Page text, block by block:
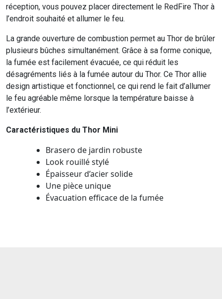
réception, vous pouvez placer directement le RedFire Thor à
l’endroit souhaité et allumer le feu.
La grande ouverture de combustion permet au Thor de brûler
plusieurs bûches simultanément. Grâce à sa forme conique,
la fumée est facilement évacuée, ce qui réduit les
désagréments liés à la fumée autour du Thor. Ce Thor allie
design artistique et fonctionnel, ce qui rend le fait d’allumer
le feu agréable même lorsque la température baisse à
l’extérieur.
Caractéristiques du Thor Mini
Brasero de jardin robuste
Look rouillé stylé
Épaisseur d’acier solide
Une pièce unique
Évacuation efficace de la fumée